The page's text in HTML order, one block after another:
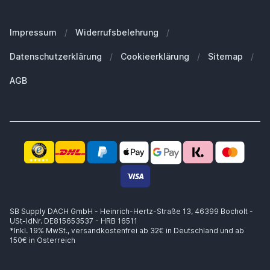
Für Geschäftskunden
Trusted Shops Zertifikat
Kompetente Beratung
14 Tage Widerrufsrecht
Käuferschutz bis zu €20.000
Welche Airpods habe ich?
Welchen MagSafe brauche ich?
Arbeiten bei SB Supply
Impressum / Widerrufsbelehrung /
Datenschutzerklärung / Cookieerklärung / Sitemap /
AGB
SB Supply DACH GmbH - Heinrich-Hertz-Straße 13, 46399 Bocholt -
USt-IdNr. DE815653537 - HRB 16511
*Inkl. 19% MwSt., versandkostenfrei ab 32€ in Deutschland und ab
150€ in Österreich